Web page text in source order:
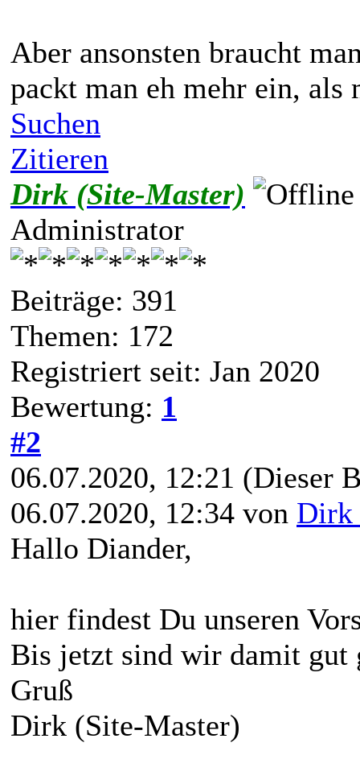
Aber ansonsten braucht
packt man eh mehr ein,
Suchen
Zitieren
Dirk (Site-Master)
Administrator
Beiträge: 391
Themen: 172
Registriert seit: Jan 2020
Bewertung: 1
#2
06.07.2020, 12:21 (Dieser
06.07.2020, 12:34 von Dirk
Hallo Diander,
hier findest Du unseren
Bis jetzt sind wir damit gut
Gruß
Dirk (Site-Master)